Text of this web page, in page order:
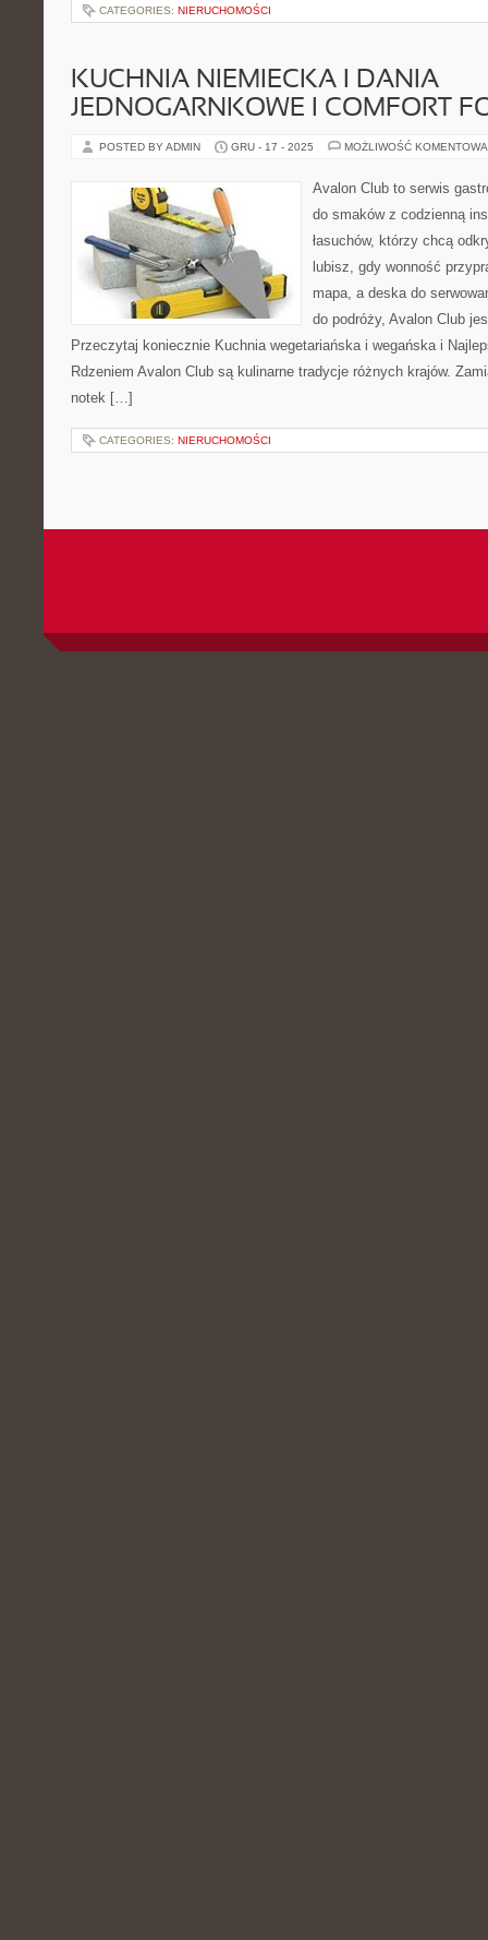
CATEGORIES: NIERUCHOMOŚCI
KUCHNIA NIEMIECKA I DANIA
JEDNOGARNKOWE I COMFORT
POSTED BY ADMIN GRU - 17 - 2025 MOŻLIWOŚĆ
Avalon Club to serwis
do smaków z codzienną
łasuchów, którzy chcą
lubisz, gdy wonność
mapa, a deska do
do podróży, Avalon Club
Przeczytaj koniecznie Kuchnia wegetariańska i wegańska i
Rdzeniem Avalon Club są kulinarne tradycje różnych krajów.
notek […]
CATEGORIES: NIERUCHOMOŚCI